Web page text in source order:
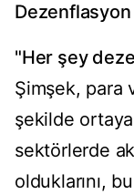
"Her şey
Şimşek, para
şekilde ortaya
sektörlerde
olduklarını,